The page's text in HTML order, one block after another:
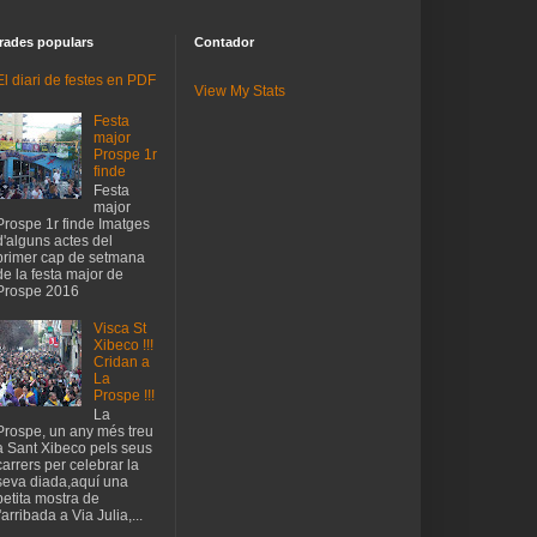
populars
diari de festes en PDF
Festa
major
Prospe 1r
finde
Festa
major
1r finde Imatges
actes del
cap de setmana
la festa major de
2016
Visca St
Xibeco !!!
Cridan a
La
Prospe !!!
La
un any més treu
Sant Xibeco pels seus
per celebrar la
diada,aquí una
mostra de
a Via Julia,...
Contador
View My Stats